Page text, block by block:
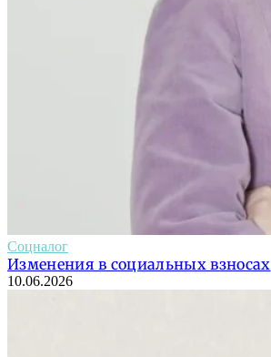
Соцналог
Изменения в социальных взносах
10.06.2026